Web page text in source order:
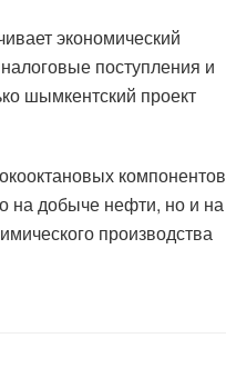
экономический
поступления и
шымкентский проект
компонентов
на добыче нефти, но и на
производства